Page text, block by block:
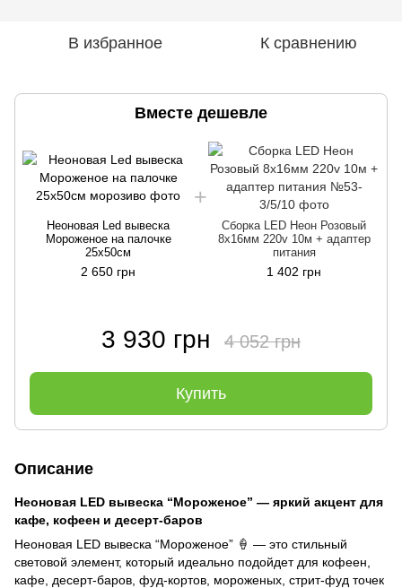
В избранное К сравнению
Вместе дешевле
Неоновая Led вывеска
Мороженое на палочке
25х50см
2 650 грн
Сборка LED Неон Розовый
8х16мм 220v 10м + адаптер
питания
1 402 грн
3 930 грн 4 052 грн
Купить
Описание
Неоновая LED вывеска “Мороженое” — яркий акцент для
кафе, кофеен и десерт-баров
Неоновая LED вывеска “Мороженое” 🍦 — это стильный
световой элемент, который идеально подойдет для кофеен,
кафе, десерт-баров, фуд-кортов, мороженых, стрит-фуд точек